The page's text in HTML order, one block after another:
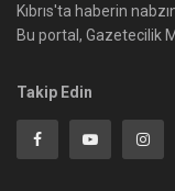
Kıbrıs'ta haberin
Bu portal, Gazetecilik
Takip Edin